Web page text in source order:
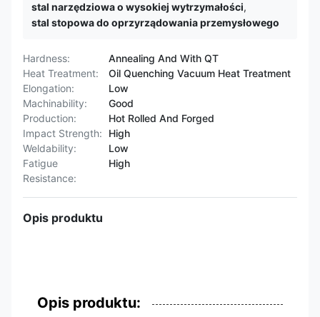
stal narzędziowa o wysokiej wytrzymałości,
stal stopowa do oprzyrządowania przemysłowego
Hardness:
Annealing And With QT
Heat Treatment:
Oil Quenching Vacuum Heat Treatment
Elongation:
Low
Machinability:
Good
Production:
Hot Rolled And Forged
Impact Strength:
High
Weldability:
Low
Fatigue
Resistance:
High
Opis produktu
Opis produktu: